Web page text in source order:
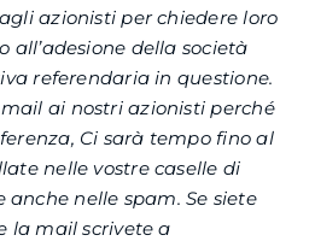
CONTATTI
azionisti per chiedere loro
all’adesione della società
referendaria in questione.
ai nostri azionisti perché
Ci sarà tempo fino al
nelle vostre caselle di
nelle spam. Se siete
la mail scrivete a